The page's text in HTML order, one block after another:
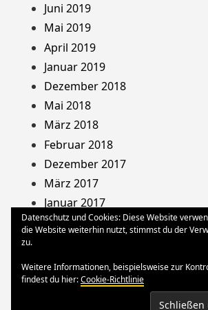
Juni 2019
Mai 2019
April 2019
Januar 2019
Dezember 2018
Mai 2018
März 2018
Februar 2018
Dezember 2017
März 2017
Januar 2017
August 2013
Oktober 2012
März 2012
Datenschutz und Cookies: Diese Website
die Website weiterhin nutzt, stimmst du der
zu.
Weitere Informationen, beispielsweise zur
findest du hier:Cookie-Richtlinie